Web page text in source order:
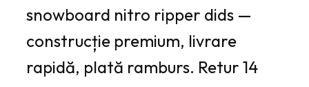
snowboard nitro ripper dids —
construcție premium, livrare
rapidă, plată ramburs. Retur 14